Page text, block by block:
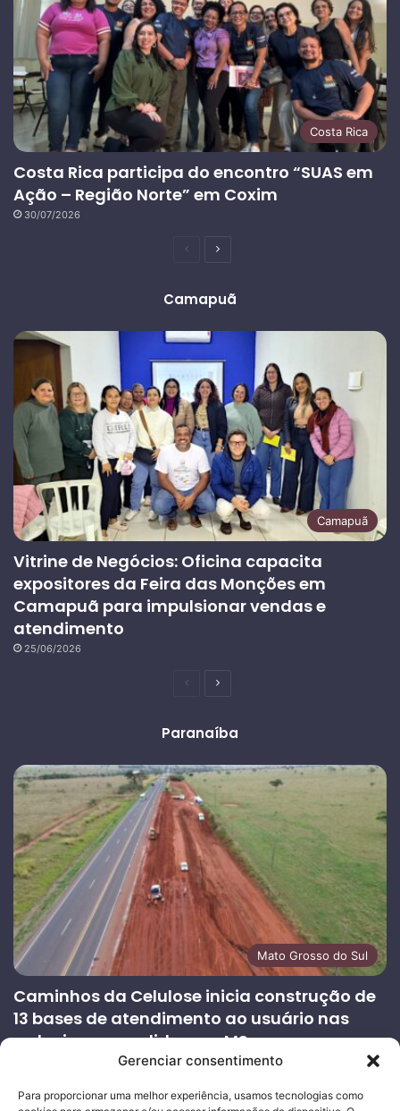
Gerenciar consentimento
Para proporcionar uma melhor experiência, usamos tecnologias como
Costa Rica
Costa Rica participa do encontro “SUAS em
Ação – Região Norte” em Coxim
30/07/2026
PáginaPróxima
Camapuã
Camapuã
Vitrine de Negócios: Oficina capacita
expositores da Feira das Monções em
Camapuã para impulsionar vendas e
atendimento
25/06/2026
PáginaPróxima
Paranaíba
Mato Grosso do Sul
Caminhos da Celulose inicia construção de
13 bases de atendimento ao usuário nas
rodovias concedidas em MS
PáginaPróxima